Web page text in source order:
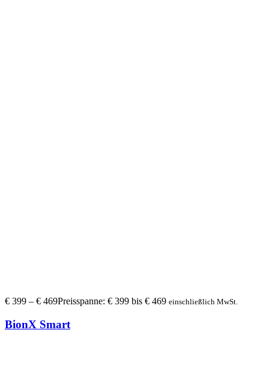
€ 399 – € 469Preisspanne: € 399 bis € 469 einschließlich MwSt.
BionX Smart